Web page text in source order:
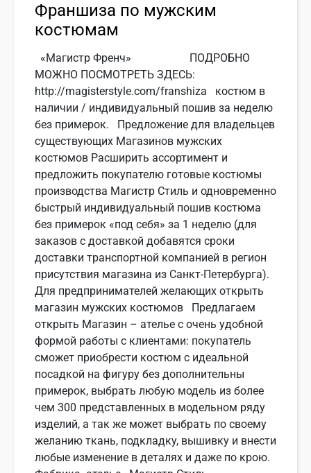
Франшиза по мужским
костюмам
«Магистр Френч» ПОДРОБНО
МОЖНО ПОСМОТРЕТЬ ЗДЕСЬ:
http://magisterstyle.com/franshiza костюм в
наличии / индивидуальный пошив за неделю
без примерок. Предложение для владельцев
существующих Магазинов мужских
костюмов Расширить ассортимент и
предложить покупателю готовые костюмы
производства Магистр Стиль и одновременно
быстрый индивидуальный пошив костюма
без примерок «под себя» за 1 неделю (для
заказов с доставкой добавятся сроки
доставки транспортной компанией в регион
присутствия магазина из Санкт-Петербурга).
Для предпринимателей желающих открыть
магазин мужских костюмов Предлагаем
открыть Магазин – ателье с очень удобной
формой работы с клиентами: покупатель
сможет приобрести костюм с идеальной
посадкой на фигуру без дополнительны
примерок, выбрать любую модель из более
чем 300 представленных в модельном ряду
изделий, а так же может выбрать по своему
желанию ткань, подкладку, вышивку и внести
любые изменение в деталях и даже по крою.